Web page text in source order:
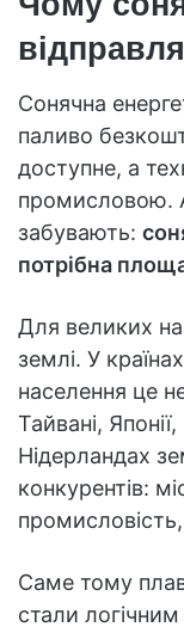
Сонячна
паливо
доступне, а
промисловою.
забувають:
потрібна
Для великих
землі. У
населення це
Тайвані,
Нідерландах
конкурентів:
Саме тому
стали